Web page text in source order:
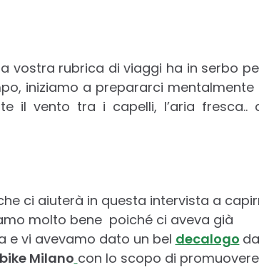
vostra rubrica di viaggi ha in serbo
iniziamo a prepararci mentalmente
il vento tra i capelli, l’aria fresca..
ci aiuterà in questa intervista a
molto bene poiché ci aveva già
e vi avevamo dato un bel decalogo
Milano con lo scopo di